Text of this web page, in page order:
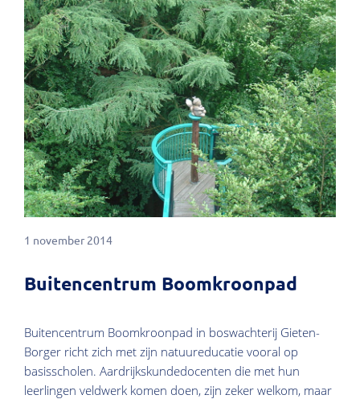
1 november 2014
Buitencentrum Boomkroonpad
Buitencentrum Boomkroonpad in boswachterij Gieten-
Borger richt zich met zijn natuureducatie vooral op
basisscholen. Aardrijkskundedocenten die met hun
leerlingen veldwerk komen doen, zijn zeker welkom, maar